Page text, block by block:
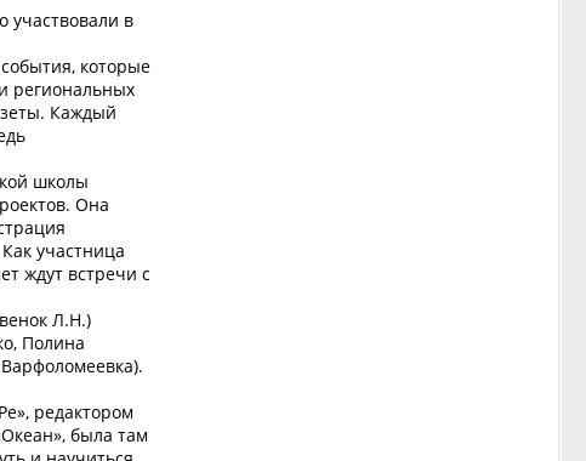
участвовали в
которые
региональных
Каждый
школы
Она
участница
ждут встречи с
Л.Н.)
Полина
редактором
была там